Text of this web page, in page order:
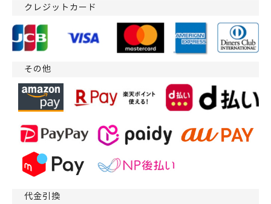
クレジットカード
その他
代金引換